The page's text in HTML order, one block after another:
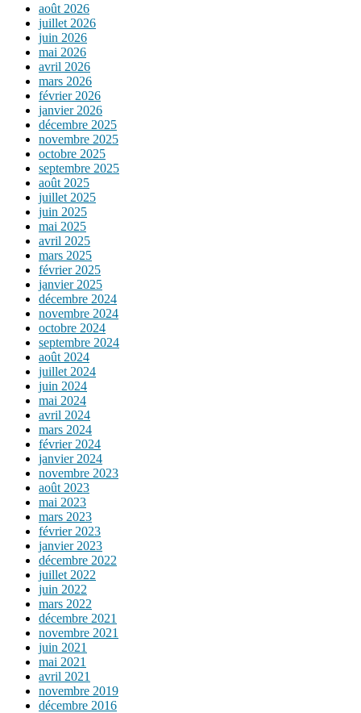
août 2026
juillet 2026
juin 2026
mai 2026
avril 2026
mars 2026
février 2026
janvier 2026
décembre 2025
novembre 2025
octobre 2025
septembre 2025
août 2025
juillet 2025
juin 2025
mai 2025
avril 2025
mars 2025
février 2025
janvier 2025
décembre 2024
novembre 2024
octobre 2024
septembre 2024
août 2024
juillet 2024
juin 2024
mai 2024
avril 2024
mars 2024
février 2024
janvier 2024
novembre 2023
août 2023
mai 2023
mars 2023
février 2023
janvier 2023
décembre 2022
juillet 2022
juin 2022
mars 2022
décembre 2021
novembre 2021
juin 2021
mai 2021
avril 2021
novembre 2019
décembre 2016